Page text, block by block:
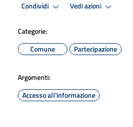
Condividi Vedi azioni
Categorie:
Comune
Partecipazione
Argomenti:
Accesso all'informazione